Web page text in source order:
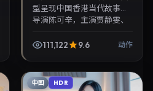
型呈现中国香港当代故事，
导演陈可辛，主演贾静雯、
院线后亦适合在家大屏回
111,122 9.6 动作
中国 HDR